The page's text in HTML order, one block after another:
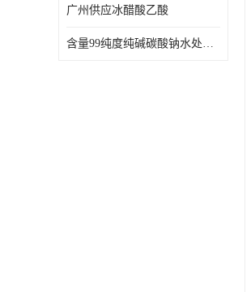
广州供应冰醋酸乙酸
含量99纯度纯碱碳酸钠水处理剂